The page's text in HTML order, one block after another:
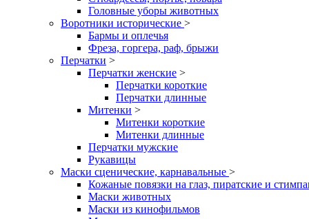
Головные уборы животных
Воротники исторические >
Бармы и оплечья
Фреза, горгера, раф, брыжи
Перчатки >
Перчатки женские >
Перчатки короткие
Перчатки длинные
Митенки >
Митенки короткие
Митенки длинные
Перчатки мужские
Рукавицы
Маски сценические, карнавальные >
Кожаные повязки на глаз, пиратские и
Маски животных
Маски из кинофильмов